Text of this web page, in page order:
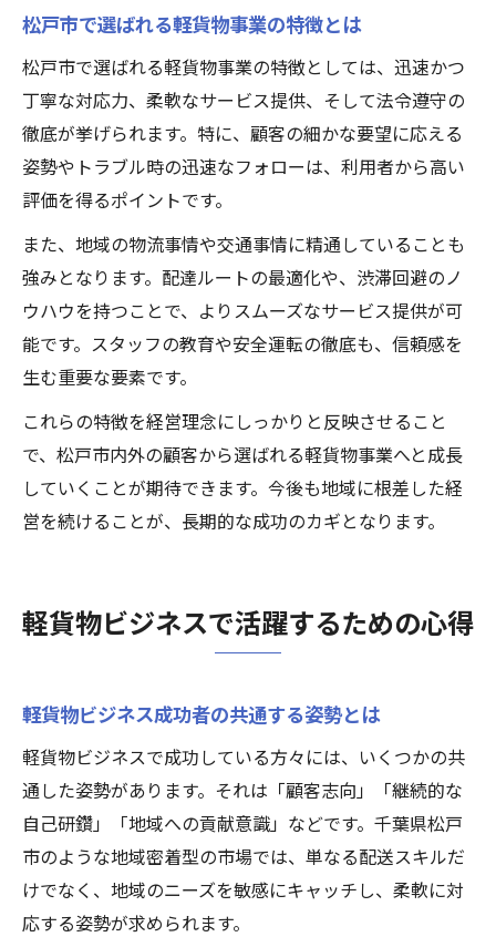
松戸市で選ばれる軽貨物事業の特徴とは
松戸市で選ばれる軽貨物事業の特徴としては、迅速かつ
丁寧な対応力、柔軟なサービス提供、そして法令遵守の
徹底が挙げられます。特に、顧客の細かな要望に応える
姿勢やトラブル時の迅速なフォローは、利用者から高い
評価を得るポイントです。
また、地域の物流事情や交通事情に精通していることも
強みとなります。配達ルートの最適化や、渋滞回避のノ
ウハウを持つことで、よりスムーズなサービス提供が可
能です。スタッフの教育や安全運転の徹底も、信頼感を
生む重要な要素です。
これらの特徴を経営理念にしっかりと反映させること
で、松戸市内外の顧客から選ばれる軽貨物事業へと成長
していくことが期待できます。今後も地域に根差した経
営を続けることが、長期的な成功のカギとなります。
軽貨物ビジネスで活躍するための心得
軽貨物ビジネス成功者の共通する姿勢とは
軽貨物ビジネスで成功している方々には、いくつかの共
通した姿勢があります。それは「顧客志向」「継続的な
自己研鑽」「地域への貢献意識」などです。千葉県松戸
市のような地域密着型の市場では、単なる配送スキルだ
けでなく、地域のニーズを敏感にキャッチし、柔軟に対
応する姿勢が求められます。